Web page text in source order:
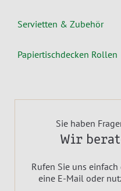
Servietten & Zubehör
Papiertischdecken Rollen
Sie haben
Wir
Rufen Sie uns
eine E-Mail oder